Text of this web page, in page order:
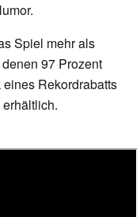
Spiel mehr als
97 Prozent
eines Rekordrabatts